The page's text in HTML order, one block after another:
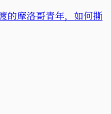
的摩洛哥青年，如何撕